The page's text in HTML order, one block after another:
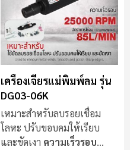
เครื่องเจียรแม่พิมพ์ลม รุ่น
DG03-06K
เหมาะสำหรับลบรอยเชื่อม
โลหะ ปรับขอบคมให้เรียบ
และขัดเงา ความเร็วรอบ